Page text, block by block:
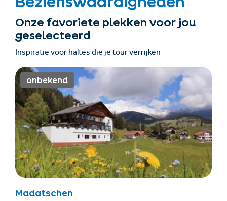
Onze favoriete plekken voor jou
geselecteerd
Inspiratie voor haltes die je tour verrijken
onbekend
Madatschen